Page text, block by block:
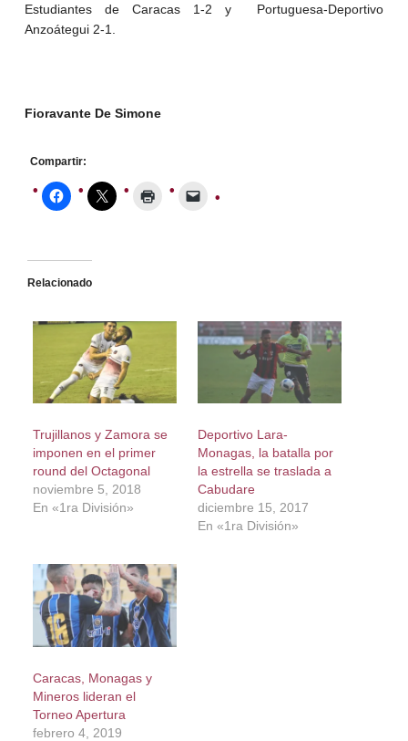
Estudiantes de Caracas 1-2 y Portuguesa-Deportivo
Anzoátegui 2-1.
Fioravante De Simone
Compartir:
Relacionado
Trujillanos y Zamora se
imponen en el primer
round del Octagonal
noviembre 5, 2018
En «1ra División»
Deportivo Lara-
Monagas, la batalla por
la estrella se traslada a
Cabudare
diciembre 15, 2017
En «1ra División»
Caracas, Monagas y
Mineros lideran el
Torneo Apertura
febrero 4, 2019